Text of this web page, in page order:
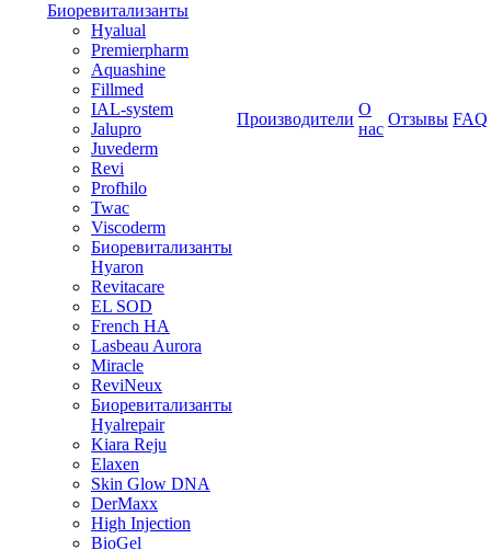
Биоревитализанты
Hyalual
Premierpharm
Aquashine
Fillmed
IAL-system
Jalupro
Juvederm
Revi
Profhilo
Twac
Viscoderm
Биоревитализанты
Hyaron
Revitacare
EL SOD
French HA
Lasbeau Aurora
Miracle
ReviNeux
Биоревитализанты
Hyalrepair
Kiara Reju
Elaxen
Skin Glow DNA
DerMaxx
High Injection
BioGel
Производители
О
нас
Отзывы FAQ